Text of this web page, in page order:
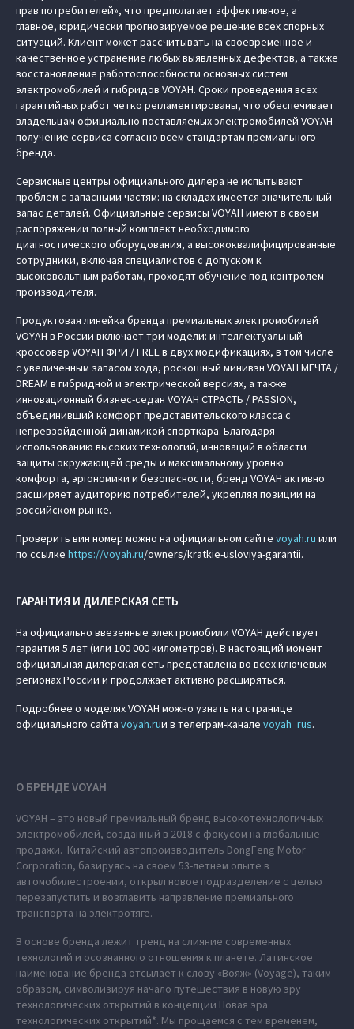
прав потребителей», что предполагает эффективное, а
главное, юридически прогнозируемое решение всех спорных
ситуаций. Клиент может рассчитывать на своевременное и
качественное устранение любых выявленных дефектов, а также
восстановление работоспособности основных систем
электромобилей и гибридов VOYAH. Сроки проведения всех
гарантийных работ четко регламентированы, что обеспечивает
владельцам официально поставляемых электромобилей VOYAH
получение сервиса согласно всем стандартам премиального
бренда.
Сервисные центры официального дилера не испытывают
проблем с запасными частям: на складах имеется значительный
запас деталей. Официальные сервисы VOYAH имеют в своем
распоряжении полный комплект необходимого
диагностического оборудования, а высококвалифицированные
сотрудники, включая специалистов с допуском к
высоковольтным работам, проходят обучение под контролем
производителя.
Продуктовая линейка бренда премиальных электромобилей
VOYAH в России включает три модели: интеллектуальный
кроссовер VOYAH ФРИ / FREE в двух модификациях, в том числе
с увеличенным запасом хода, роскошный минивэн VOYAH МЕЧТА /
DREAM в гибридной и электрической версиях, а также
инновационный бизнес-седан VOYAH СТРАСТЬ / PASSION,
объединивший комфорт представительского класса с
непревзойденной динамикой спорткара. Благодаря
использованию высоких технологий, инноваций в области
защиты окружающей среды и максимальному уровню
комфорта, эргономики и безопасности, бренд VOYAH активно
расширяет аудиторию потребителей, укрепляя позиции на
российском рынке.
Проверить вин номер можно на официальном сайте voyah.ru или
по ссылке https://voyah.ru/owners/kratkie-usloviya-garantii.
ГАРАНТИЯ И ДИЛЕРСКАЯ СЕТЬ
На официально ввезенные электромобили VOYAH действует
гарантия 5 лет (или 100 000 километров). В настоящий момент
официальная дилерская сеть представлена во всех ключевых
регионах России и продолжает активно расширяться.
Подробнее о моделях VOYAH можно узнать на странице
официального сайта voyah.ruи в телеграм-канале voyah_rus.
О БРЕНДЕ VOYAH
VOYAH – это новый премиальный бренд высокотехнологичных
электромобилей, созданный в 2018 с фокусом на глобальные
продажи. Китайский автопроизводитель DongFeng Motor
Corporation, базируясь на своем 53-летнем опыте в
автомобилестроении, открыл новое подразделение с целью
перезапустить и возглавить направление премиального
транспорта на электротяге.
В основе бренда лежит тренд на слияние современных
технологий и осознанного отношения к планете. Латинское
наименование бренда отсылает к слову «Вояж» (Voyage), таким
образом, символизируя начало путешествия в новую эру
технологических открытий в концепции Новая эра
технологических открытий*. Мы прощаемся с тем временем,